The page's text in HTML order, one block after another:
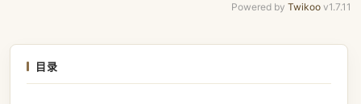
Powered by Twikoo v1.7.11
目录